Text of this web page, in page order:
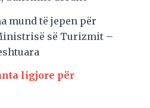
mund të jepen për
së Turizmit –
ligjore për